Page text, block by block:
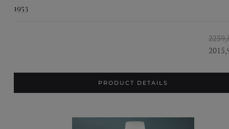
1953
PRODUCT DETAILS